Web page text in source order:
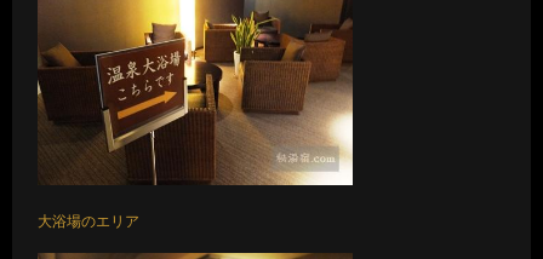
大浴場のエリア